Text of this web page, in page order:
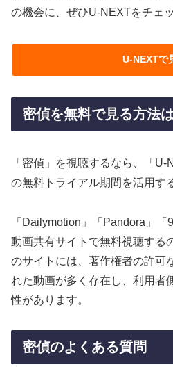
の機会に、ぜひU-NEXTをチェ
U-NEXTで
密偵を無料で見る方法
「密偵」を視聴するなら、「
の無料トライアル期間を活用す
「Dailymotion」「Pandora」
動画共有サイトで無料視聴する
のサイトには、著作権者の許可
れた動画が多く存在し、利用者
性があります。
密偵のよくある質問